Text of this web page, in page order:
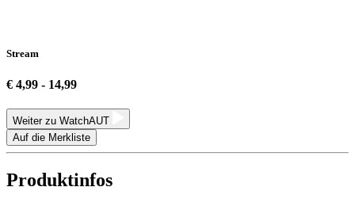
Stream
€ 4,99 - 14,99
Weiter zu WatchAUT
Auf die Merkliste
Produktinfos